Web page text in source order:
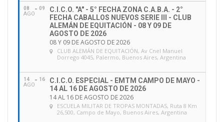
08
AGO
09
C.I.C.O. "A" - 5° FECHA ZONA C.A.B.A. - 2°
FECHA CABALLOS NUEVOS SERIE III - CLUB
ALEMÁN DE EQUITACIÓN - 08 Y 09 DE
AGOSTO DE 2026
08 Y 09 DE AGOSTO DE 2026
CLUB ALEMÁN DE EQUITACIÓN, Av Cnel Manuel
Dorrego 4045, Palermo, Buenos Aires, Argentina
14
AGO
16
C.I.C.O. ESPECIAL - EMTM CAMPO DE MAYO -
14 AL 16 DE AGOSTO DE 2026
14 AL 16 DE AGOSTO DE 2026
ESCUELA MILITAR DE TROPAS MONTADAS, Ruta 8 Km
26,500, Campo de Mayo, Buenos Aires, Argentina